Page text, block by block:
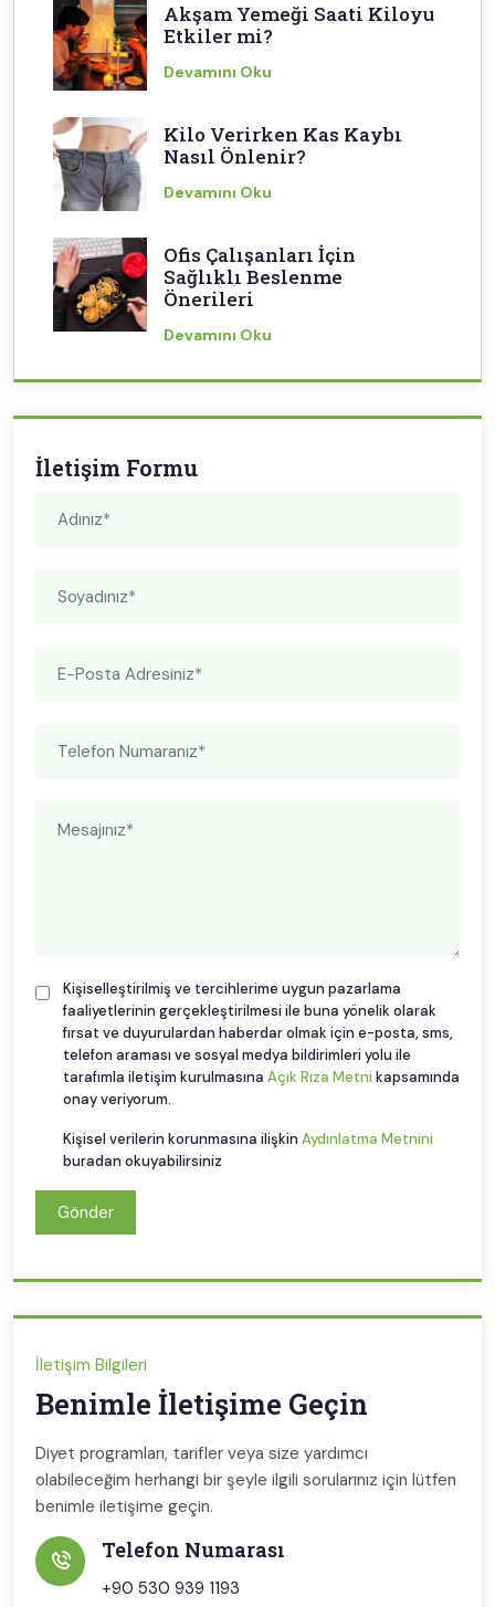
Akşam Yemeği Saati Kiloyu
Etkiler mi?
Devamını Oku
Kilo Verirken Kas Kaybı
Nasıl Önlenir?
Devamını Oku
Ofis Çalışanları İçin
Sağlıklı Beslenme
Önerileri
Devamını Oku
İletişim Formu
Kişiselleştirilmiş ve tercihlerime uygun pazarlama
faaliyetlerinin gerçekleştirilmesi ile buna yönelik olarak
fırsat ve duyurulardan haberdar olmak için e-posta, sms,
telefon araması ve sosyal medya bildirimleri yolu ile
tarafımla iletişim kurulmasına Açık Rıza Metni kapsamında
onay veriyorum.
Kişisel verilerin korunmasına ilişkin Aydınlatma Metnini
buradan okuyabilirsiniz
Gönder
İletişim Bilgileri
Benimle İletişime Geçin
Diyet programları, tarifler veya size yardımcı
olabileceğim herhangi bir şeyle ilgili sorularınız için lütfen
benimle iletişime geçin.
Telefon Numarası
+90 530 939 1193